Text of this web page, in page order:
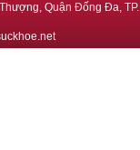
Quận Đống Đa,